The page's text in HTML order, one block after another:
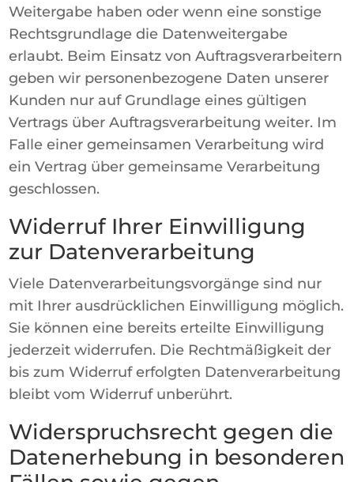
Weitergabe haben oder wenn eine sonstige
Rechtsgrundlage die Datenweitergabe
erlaubt. Beim Einsatz von Auftragsverarbeitern
geben wir personenbezogene Daten unserer
Kunden nur auf Grundlage eines gültigen
Vertrags über Auftragsverarbeitung weiter. Im
Falle einer gemeinsamen Verarbeitung wird
ein Vertrag über gemeinsame Verarbeitung
geschlossen.
Widerruf Ihrer Einwilligung
zur Datenverarbeitung
Viele Datenverarbeitungsvorgänge sind nur
mit Ihrer ausdrücklichen Einwilligung möglich.
Sie können eine bereits erteilte Einwilligung
jederzeit widerrufen. Die Rechtmäßigkeit der
bis zum Widerruf erfolgten Datenverarbeitung
bleibt vom Widerruf unberührt.
Widerspruchsrecht gegen die
Datenerhebung in besonderen